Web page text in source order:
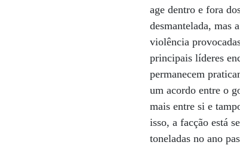
age dentro e fora
desmantelada, mas
violência
principais líderes
permanecem
um acordo entre o
mais entre si e
isso, a facção está
toneladas no ano